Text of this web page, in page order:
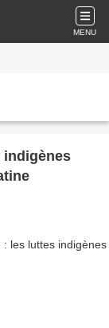
MENU
indigènes